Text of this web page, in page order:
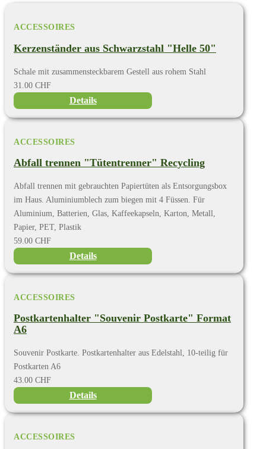
ACCESSOIRES
Kerzenständer aus Schwarzstahl "Helle 50"
Schale mit zusammensteckbarem Gestell aus rohem Stahl
31.00 CHF
Details
ACCESSOIRES
Abfall trennen "Tütentrenner" Recycling
Abfall trennen mit gebrauchten Papiertüten als Entsorgungsbox
im Haus. Aluminiumblech zum biegen mit 4 Füssen. Für
Aluminium, Batterien, Glas, Kaffeekapseln, Karton, Metall,
Papier, PET, Plastik
59.00 CHF
Details
ACCESSOIRES
Postkartenhalter "Souvenir Postkarte" Format
A6
Souvenir Postkarte. Postkartenhalter aus Edelstahl, 10-teilig für
Postkarten A6
43.00 CHF
Details
ACCESSOIRES